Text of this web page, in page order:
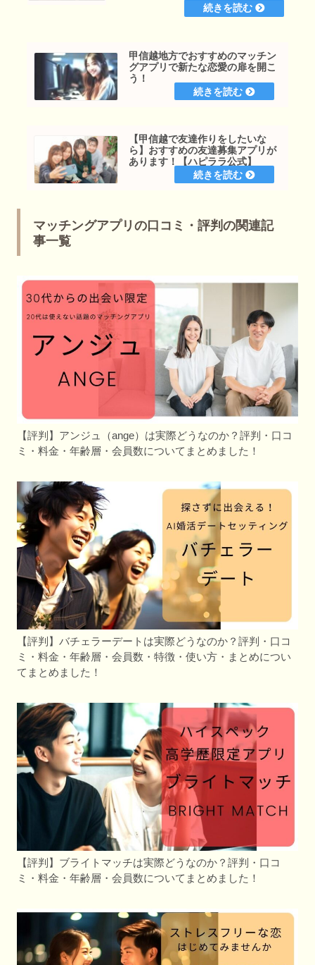
甲信越地方でおすすめのマッチン
グアプリで新たな恋愛の扉を開こ
う！
【甲信越で友達作りをしたいな
ら】おすすめの友達募集アプリが
あります！【ハピララ公式】
マッチングアプリの口コミ・評判の関連記
事一覧
【評判】アンジュ（ange）は実際どうなのか？評判・口コ
ミ・料金・年齢層・会員数についてまとめました！
【評判】バチェラーデートは実際どうなのか？評判・口コ
ミ・料金・年齢層・会員数・特徴・使い方・まとめについ
てまとめました！
【評判】ブライトマッチは実際どうなのか？評判・口コ
ミ・料金・年齢層・会員数についてまとめました！